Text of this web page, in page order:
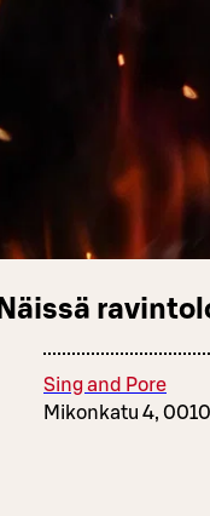
Näissä
Sing and Pore
Mikonkatu 4,